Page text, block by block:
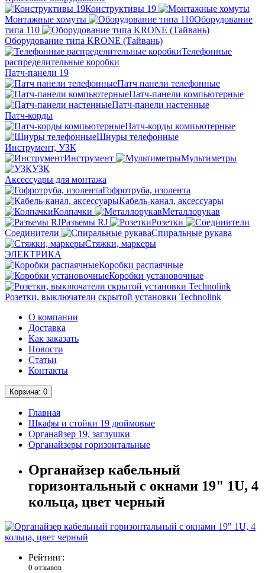
Конструктивы 19
Монтажные хомуты
Оборудование
типа 110
Оборудование типа KRONE (Тайвань)
Телефонные
распределительные коробки
Патч-панели 19
Патч панели телефонные
Патч-панели компьютерные
Патч-панели настенные
Патч-корды
Патч-корды компьютерные
Шнуры телефонные
Инструмент, УЗК
Инструмент
Мультиметры
УЗК
Аксессуары для монтажа
Гофротруба, изолента
Кабель-канал, аксессуары
Колпачки
Металлорукав
Разъемы RJ
Розетки
Соединители
Спиральные рукава
Стяжки, маркеры
ЭЛЕКТРИКА
Коробки распаячные
Коробки установочные
Розетки, выключатели скрытой установки Technolink
О компании
Доставка
Как заказать
Новости
Статьи
Контакты
Корзина: 0
Главная
Шкафы и стойки 19 дюймовые
Органайзер 19, заглушки
Органайзеры горизонтальные
Органайзер кабельный
горизонтальный с окнами 19" 1U, 4
кольца, цвет черный
Рейтинг:
0 отзывов